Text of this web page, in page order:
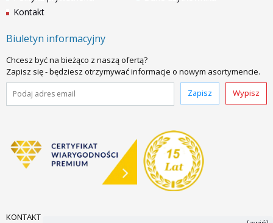
Kontakt
Biuletyn informacyjny
Chcesz być na bieżąco z naszą ofertą?
Zapisz się - będziesz otrzymywać informacje o nowym asortymencie.
Zapisz
Wypisz
KONTAKT